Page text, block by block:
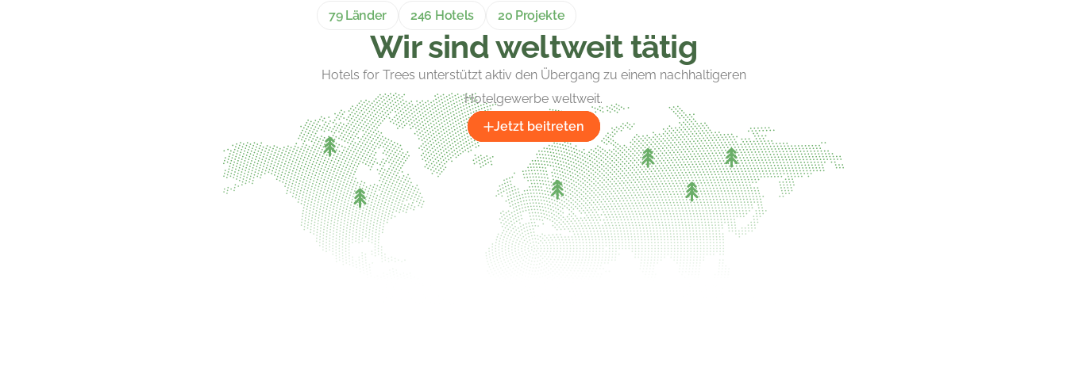
79 Länder 246 Hotels 20 Projekte
Wir sind weltweit tätig
Hotels for Trees unterstützt aktiv den Übergang zu einem nachhaltigeren
Hotelgewerbe weltweit.
Jetzt beitreten